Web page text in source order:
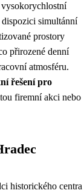
simultánní
prostory
přirozené denní
atmosféru.
řešení pro
firemní akci nebo
historického centra